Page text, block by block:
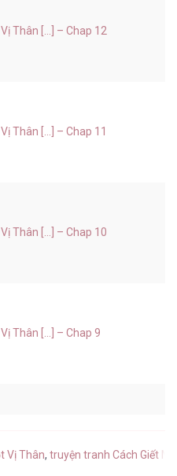
Thân [...] – Chap 12
Thân [...] – Chap 11
Thân [...] – Chap 10
Thân [...] – Chap 9
Vị Thân, truyện tranh Cách Giết